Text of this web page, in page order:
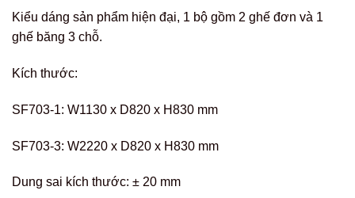
Kiểu dáng sản phẩm hiện đại, 1 bộ gồm 2 ghế đơn và 1
ghế băng 3 chỗ.
Kích thước:
SF703-1: W1130 x D820 x H830 mm
SF703-3: W2220 x D820 x H830 mm
Dung sai kích thước: ± 20 mm